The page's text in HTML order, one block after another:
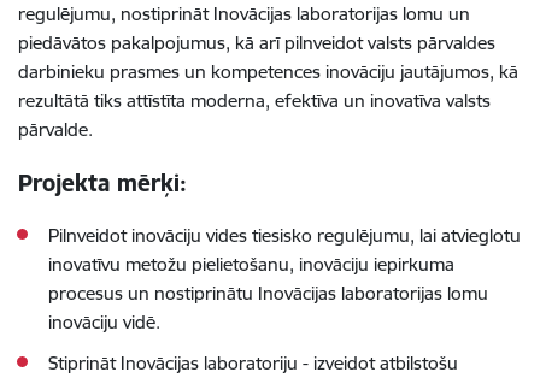
regulējumu, nostiprināt Inovācijas laboratorijas lomu un
piedāvātos pakalpojumus, kā arī pilnveidot valsts pārvaldes
darbinieku prasmes un kompetences inovāciju jautājumos, kā
rezultātā tiks attīstīta moderna, efektīva un inovatīva valsts
pārvalde.
Projekta mērķi:
Pilnveidot inovāciju vides tiesisko regulējumu, lai atvieglotu
inovatīvu metožu pielietošanu, inovāciju iepirkuma
procesus un nostiprinātu Inovācijas laboratorijas lomu
inovāciju vidē.
Stiprināt Inovācijas laboratoriju - izveidot atbilstošu